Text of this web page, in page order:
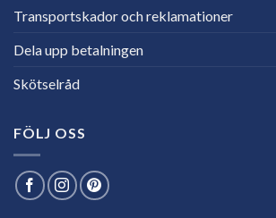
Transportskador och reklamationer
Dela upp betalningen
Skötselråd
FÖLJ OSS